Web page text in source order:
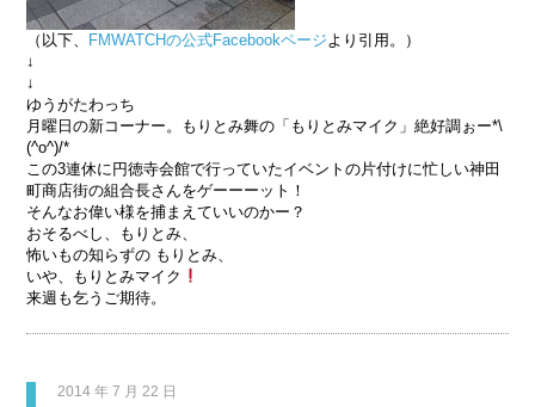
（以下、 FMWATCHの公式Facebookページより引用。）
↓
↓
ゆうがたわっち
月曜日の新コーナー。もりとみ舞の「もりとみマイク 」絶好調ぉー*\
(^o^)/*
この3連休に円徳寺会館で行っていたイベントの片付けに忙しい神田
町商店街の組合長さんをゲーーーット！
そんなお偉い様を捕まえていいのかー？
おそるべし、もりとみ、
怖いもの知らずの もりとみ、
いや、もりとみマイク
来週も乞うご期待。
2014 年 7 月 22 日